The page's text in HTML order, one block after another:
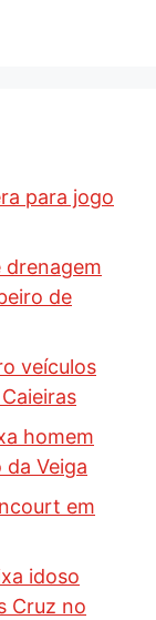
para jogo
drenagem
de
veículos
homem
Veiga
em
idoso
Cruz no